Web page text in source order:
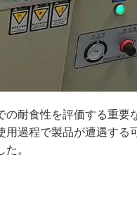
の耐食性を評価する重要
用過程で製品が遭遇する
。